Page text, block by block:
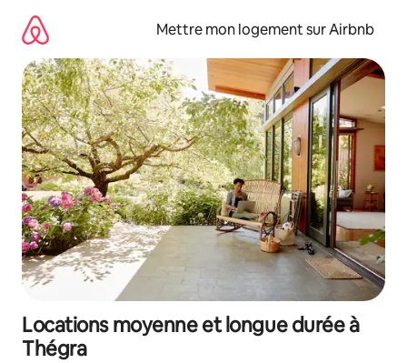
directement
contenu
Mettre mon logement sur Airbnb
Locations moyenne et longue durée à
Thégra